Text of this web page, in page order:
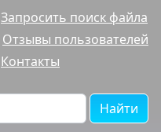
Запросить поиск файла
Отзывы пользователей
Контакты
Найти